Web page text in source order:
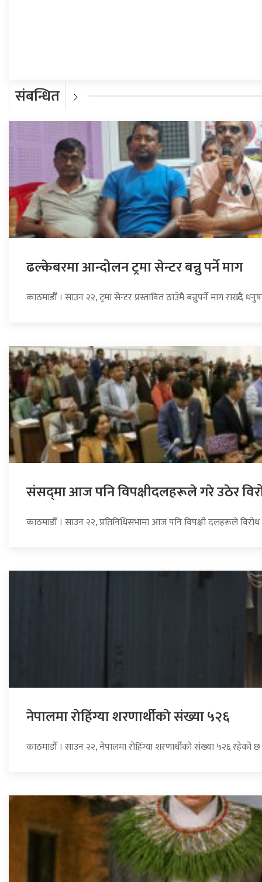
संबन्धित
ढल्केबरमा आन्दोलन ट्रमा सेन्टर बन्नु पर्ने माग
काठमाडौँ । साउन २२, ट्रमा सेन्टर प्रस्तावित ठाउँमै बन्नुपर्ने माग
संसद्‍मा आज पनि विपक्षीदलहरूले गरे उठेर
काठमाडौँ । साउन २२, प्रतिनिधिसभामा आज पनि विपक्षी दलहरूले
नेपालमा रोहिंग्या शरणार्थीको संख्या ५२६
काठमाडौँ । साउन २२, नेपालमा रोहिंग्या शरणार्थीको संख्या ५२६ रहेको छ